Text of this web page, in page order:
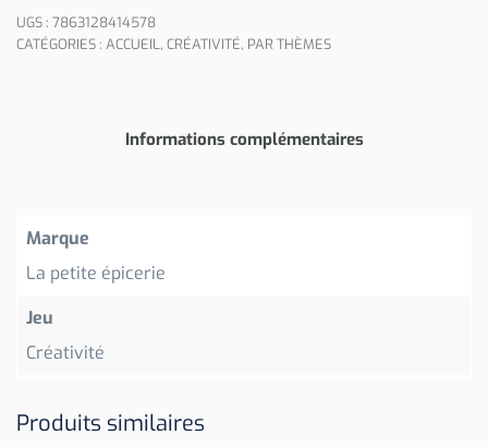
UGS : 7863128414578
CATÉGORIES : ACCUEIL, CRÉATIVITÉ, PAR THÈMES
Informations complémentaires
Marque
La petite épicerie
Jeu
Créativité
Produits similaires